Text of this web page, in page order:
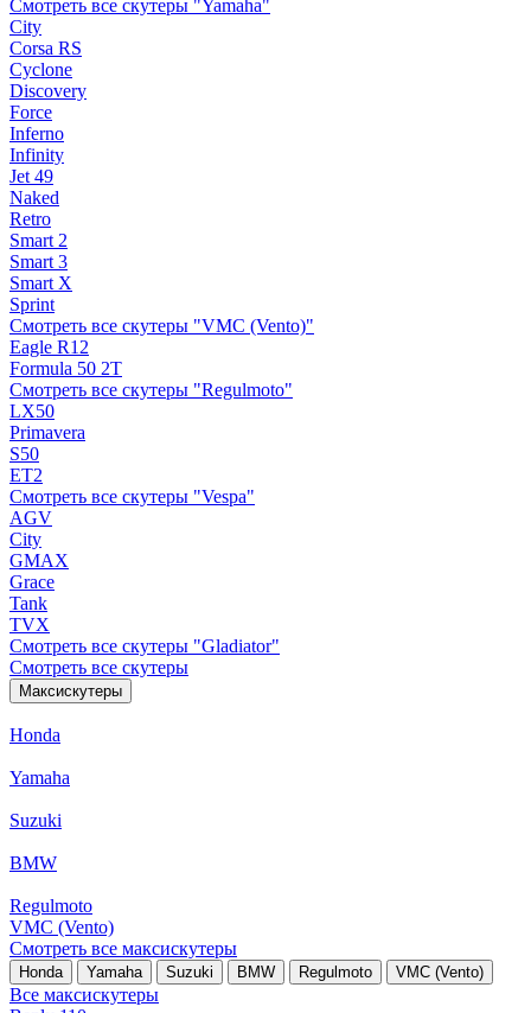
Смотреть все скутеры "Yamaha"
City
Corsa RS
Cyclone
Discovery
Force
Inferno
Infinity
Jet 49
Naked
Retro
Smart 2
Smart 3
Smart X
Sprint
Смотреть все скутеры "VMC (Vento)"
Eagle R12
Formula 50 2Т
Смотреть все скутеры "Regulmoto"
LX50
Primavera
S50
ET2
Смотреть все скутеры "Vespa"
AGV
City
GMAX
Grace
Tank
TVX
Смотреть все скутеры "Gladiator"
Смотреть все скутеры
Максискутеры
Honda
Yamaha
Suzuki
BMW
Regulmoto
VMC (Vento)
Смотреть все максискутеры
Honda Yamaha Suzuki BMW Regulmoto VMC (Vento)
Все максискутеры